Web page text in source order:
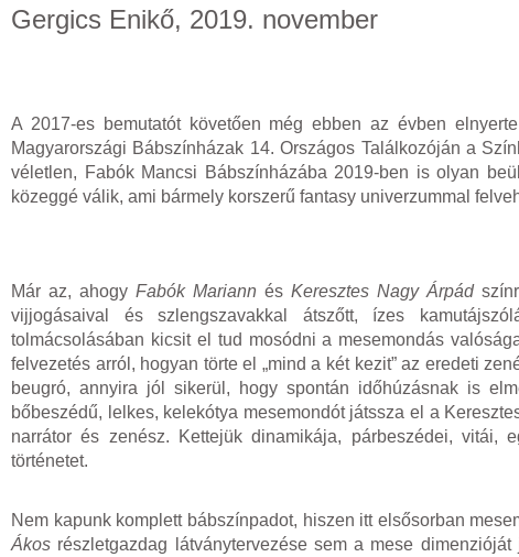
Gergics Enikő, 2019. november
A 2017-es bemutatót követően még ebben az évben
Magyarországi Bábszínházak 14. Országos Találkozóján a
véletlen, Fabók Mancsi Bábszínházába 2019-ben is olyan
közeggé válik, ami bármely korszerű fantasy univerzummal
Már az, ahogy Fabók Mariann és Keresztes Nagy Árpád
vijjogásaival és szlengszavakkal átszőtt, ízes
tolmácsolásában kicsit el tud mosódni a mesemondás
felvezetés arról, hogyan törte el „mind a két kezit” az eredeti
beugró, annyira jól sikerül, hogy spontán időhúzásnak is
bőbeszédű, lelkes, kelekótya mesemondót játssza el a
narrátor és zenész. Kettejük dinamikája, párbeszédei, vitái,
történetet.
Nem kapunk komplett bábszínpadot, hiszen itt elsősorban
Ákos részletgazdag látványtervezése sem a mese